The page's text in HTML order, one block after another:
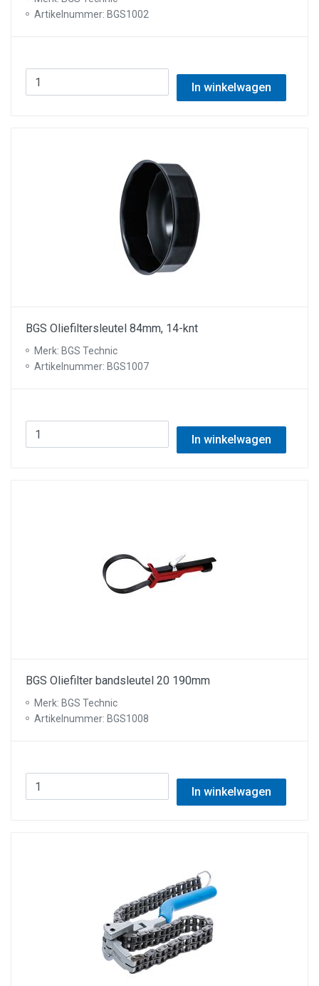
Artikelnummer: BGS1002
In winkelwagen
BGS Oliefiltersleutel 84mm, 14-knt
Merk: BGS Technic
Artikelnummer: BGS1007
In winkelwagen
BGS Oliefilter bandsleutel 20 190mm
Merk: BGS Technic
Artikelnummer: BGS1008
In winkelwagen